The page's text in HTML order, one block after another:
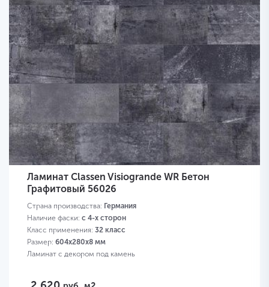
Ламинат Classen Visiogrande WR Бетон
Графитовый 56026
Страна производства: Германия
Наличие фаски: с 4-х сторон
Класс применения: 32 класс
Размер: 604х280х8 мм
Ламинат с декором под камень